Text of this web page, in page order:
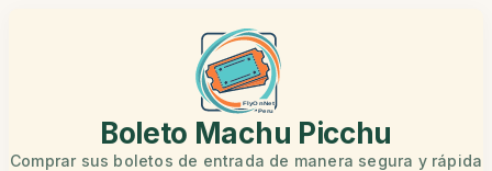
Boleto Machu Picchu
Comprar sus boletos de entrada de manera segura y rápida